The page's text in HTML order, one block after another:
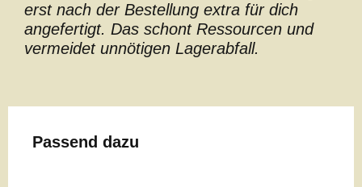
erst nach der Bestellung extra für dich
angefertigt. Das schont Ressourcen und
vermeidet unnötigen Lagerabfall.
Produktgalerie überspringen
Passend dazu